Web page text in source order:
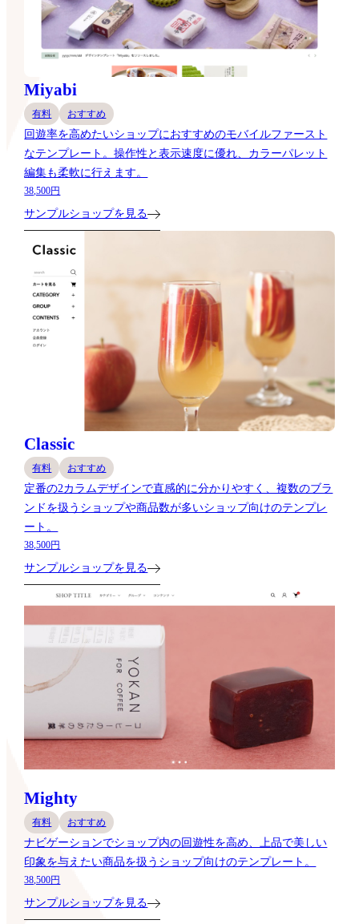
Miyabi
有料 おすすめ
回遊率を高めたいショップにおすすめのモバイルファースト
なテンプレート。操作性と表示速度に優れ、カラーパレット
編集も柔軟に行えます。
38,500円
サンプルショップを見る
Classic
有料 おすすめ
定番の2カラムデザインで直感的に分かりやすく、複数のブラ
ンドを扱うショップや商品数が多いショップ向けのテンプレ
ート。
38,500円
サンプルショップを見る
Mighty
有料 おすすめ
ナビゲーションでショップ内の回遊性を高め、上品で美しい
印象を与えたい商品を扱うショップ向けのテンプレート。
38,500円
サンプルショップを見る